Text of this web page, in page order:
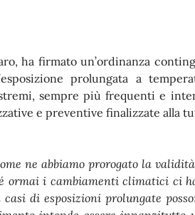
ha firmato un’ordinanza
prolungata a
sempre più frequenti e
e preventive finalizzate alla
ne abbiamo prorogato la
ormai i cambiamenti climatici ci
di esposizioni prolungate